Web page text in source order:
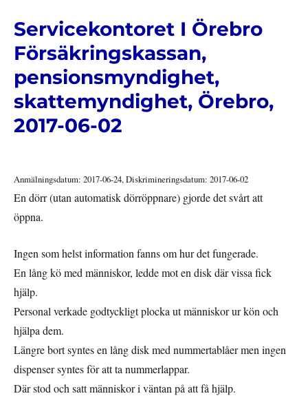
Servicekontoret I Örebro
Försäkringskassan,
pensionsmyndighet,
skattemyndighet, Örebro,
2017-06-02
Anmälningsdatum: 2017-06-24, Diskrimineringsdatum: 2017-06-02
En dörr (utan automatisk dörröppnare) gjorde det svårt att
öppna.
Ingen som helst information fanns om hur det fungerade.
En lång kö med människor, ledde mot en disk där vissa fick
hjälp.
Personal verkade godtyckligt plocka ut människor ur kön och
hjälpa dem.
Längre bort syntes en lång disk med nummertablåer men ingen
dispenser syntes för att ta nummerlappar.
Där stod och satt människor i väntan på att få hjälp.